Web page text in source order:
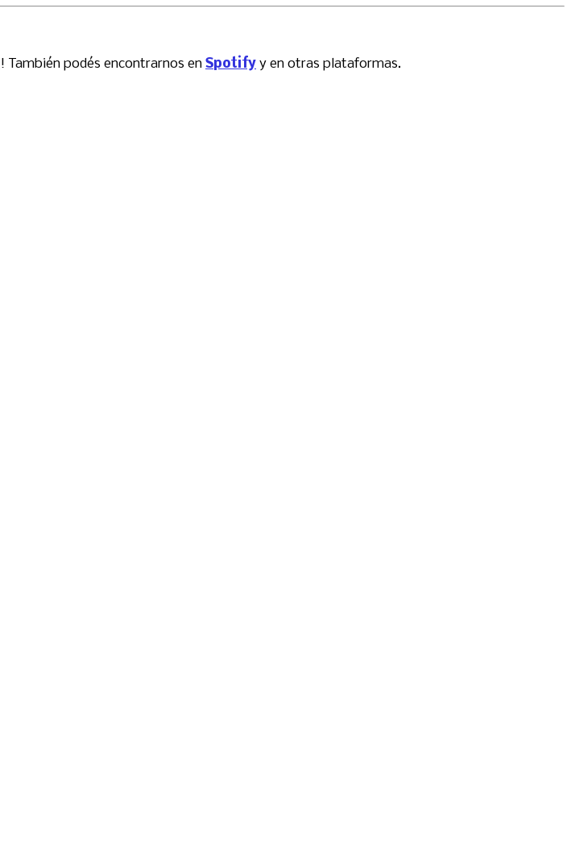
! También podés encontrarnos en Spotify y en otras plataformas.